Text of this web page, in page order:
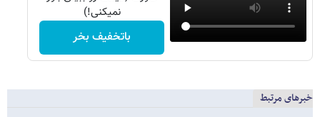
نمیکنی!)
باتخفیف بخر
خبرهای مرتبط